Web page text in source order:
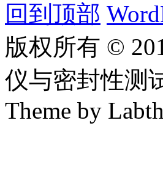
回到顶部
版权所有 ©
仪与密封性测
Theme by